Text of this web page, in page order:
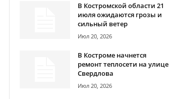
В Костромской области 21
июля ожидаются грозы и
сильный ветер
Июл 20, 2026
В Костроме начнется
ремонт теплосети на улице
Свердлова
Июл 20, 2026